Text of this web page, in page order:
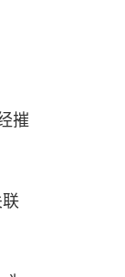
摧